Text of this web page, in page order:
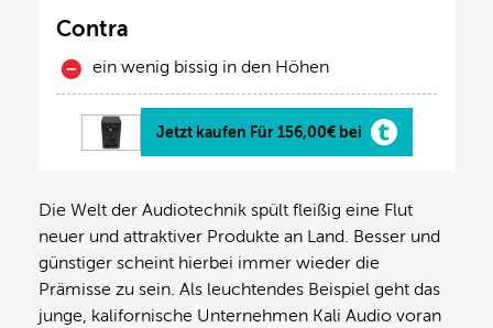
Contra
ein wenig bissig in den Höhen
Jetzt kaufen Für 156,00€ bei
Die Welt der Audiotechnik spült fleißig eine Flut
neuer und attraktiver Produkte an Land. Besser und
günstiger scheint hierbei immer wieder die
Prämisse zu sein. Als leuchtendes Beispiel geht das
junge, kalifornische Unternehmen Kali Audio voran